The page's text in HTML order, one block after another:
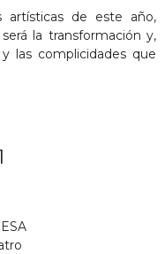
artísticas de este año,
la transformación y,
las complicidades que